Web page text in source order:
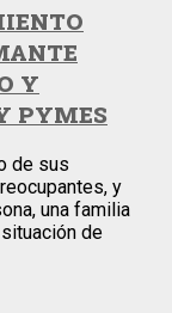
Y
PYMES
de sus
y
una familia
de